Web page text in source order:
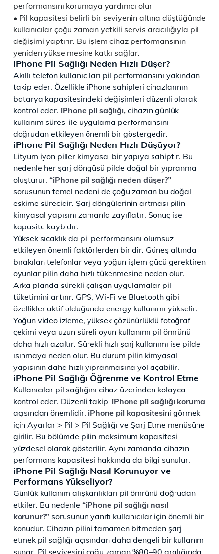
performansını korumaya yardımcı olur.
Pil kapasitesi belirli bir seviyenin altına düştüğünde
kullanıcılar çoğu zaman yetkili servis aracılığıyla pil
değişimi yaptırır. Bu işlem cihaz performansının
yeniden yükselmesine katkı sağlar.
iPhone Pil Sağlığı Neden Hızlı Düşer?
Akıllı telefon kullanıcıları pil performansını yakından
takip eder. Özellikle iPhone sahipleri cihazlarının
batarya kapasitesindeki değişimleri düzenli olarak
kontrol eder. iPhone pil sağlığı, cihazın günlük
kullanım süresi ile uygulama performansını
doğrudan etkileyen önemli bir göstergedir.
iPhone Pil Sağlığı Neden Hızlı Düşüyor?
Lityum iyon piller kimyasal bir yapıya sahiptir. Bu
nedenle her şarj döngüsü pilde doğal bir yıpranma
oluşturur. “iPhone pil sağlığı neden düşer?”
sorusunun temel nedeni de çoğu zaman bu doğal
eskime sürecidir. Şarj döngülerinin artması pilin
kimyasal yapısını zamanla zayıflatır. Sonuç ise
kapasite kaybıdır.
Yüksek sıcaklık da pil performansını olumsuz
etkileyen önemli faktörlerden biridir. Güneş altında
bırakılan telefonlar veya yoğun işlem gücü gerektiren
oyunlar pilin daha hızlı tükenmesine neden olur.
Arka planda sürekli çalışan uygulamalar pil
tüketimini artırır. GPS, Wi-Fi ve Bluetooth gibi
özellikler aktif olduğunda energy kullanımı yükselir.
Yoğun video izleme, yüksek çözünürlüklü fotoğraf
çekimi veya uzun süreli oyun kullanımı pil ömrünü
daha hızlı azaltır. Sürekli hızlı şarj kullanımı ise pilde
ısınmaya neden olur. Bu durum pilin kimyasal
yapısının daha hızlı yıpranmasına yol açabilir.
iPhone Pil Sağlığı Öğrenme ve Kontrol Etme
Kullanıcılar pil sağlığını cihaz üzerinden kolayca
kontrol eder. Düzenli takip, iPhone pil sağlığı koruma
açısından önemlidir. iPhone pil kapasitesini görmek
için Ayarlar > Pil > Pil Sağlığı ve Şarj Etme menüsüne
girilir. Bu bölümde pilin maksimum kapasitesi
yüzdesel olarak gösterilir. Aynı zamanda cihazın
performans kapasitesi hakkında da bilgi sunulur.
iPhone Pil Sağlığı Nasıl Korunuyor ve
Performans Yükseliyor?
Günlük kullanım alışkanlıkları pil ömrünü doğrudan
etkiler. Bu nedenle “iPhone pil sağlığı nasıl
korunur?” sorusunun yanıtı kullanıcılar için önemli bir
konudur. Cihazın pilini tamamen bitmeden şarj
etmek pil sağlığı açısından daha dengeli bir kullanım
sunar. Pil seviyesini çoğu zaman %80–90 aralığında